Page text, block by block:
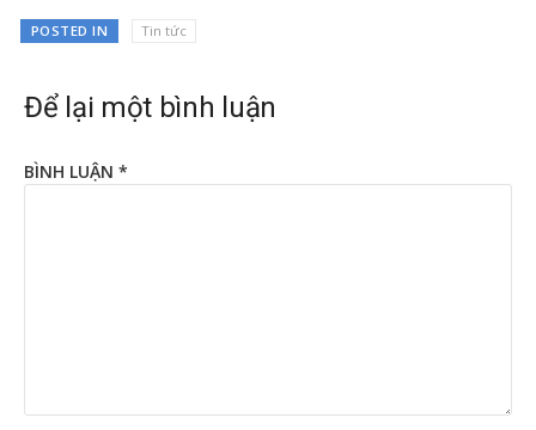
POSTED IN Tin tức
Để lại một bình luận
BÌNH LUẬN *